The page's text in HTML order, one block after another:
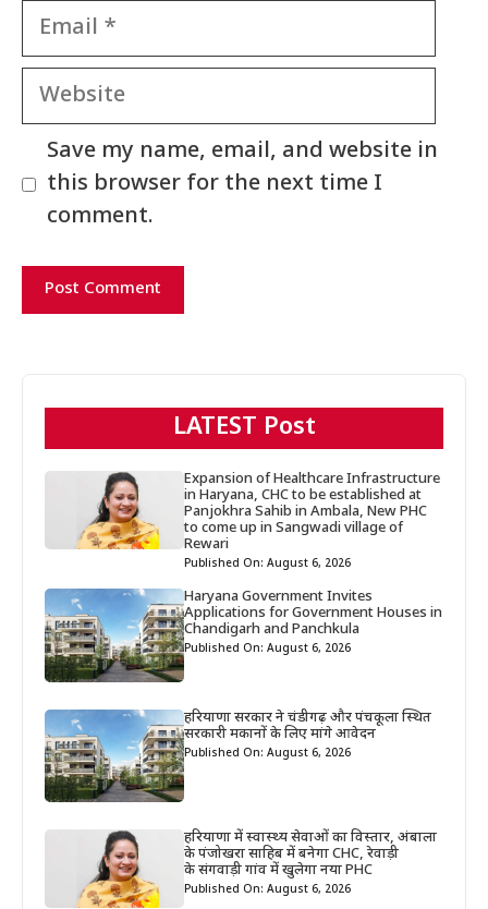
Email
Website
Save my name, email, and website in
this browser for the next time I
comment.
LATEST Post
Expansion of Healthcare Infrastructure
in Haryana, CHC to be established at
Panjokhra Sahib in Ambala, New PHC
to come up in Sangwadi village of
Rewari
Published On: August 6, 2026
Haryana Government Invites
Applications for Government Houses in
Chandigarh and Panchkula
Published On: August 6, 2026
हरियाणा सरकार ने चंडीगढ़ और पंचकूला स्थित
सरकारी मकानों के लिए मांगे आवेदन
Published On: August 6, 2026
हरियाणा में स्वास्थ्य सेवाओं का विस्तार, अंबाला
के पंजोखरा साहिब में बनेगा CHC, रेवाड़ी
के संगवाड़ी गांव में खुलेगा नया PHC
Published On: August 6, 2026